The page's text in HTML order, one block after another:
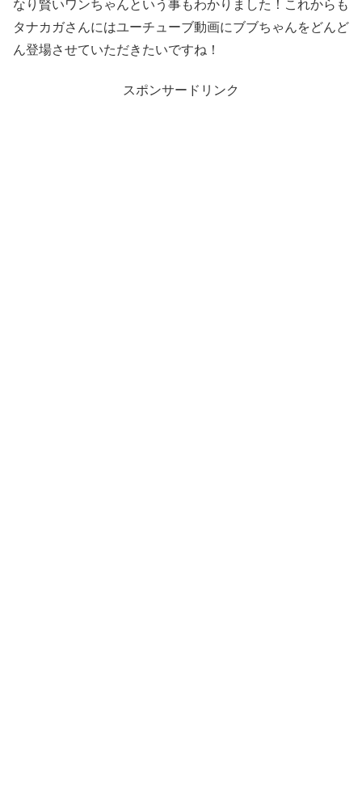
タナカガさんにはユーチューブ動画にブブちゃんをどんど
ん登場させていただきたいですね！
スポンサードリンク